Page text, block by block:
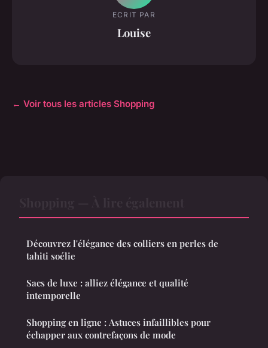
ECRIT PAR
Louise
← Voir tous les articles Shopping
Découvrez l'élégance des colliers en perles de
tahiti soélie
Sacs de luxe : alliez élégance et qualité
intemporelle
Shopping en ligne : Astuces infaillibles pour
échapper aux contrefaçons de mode